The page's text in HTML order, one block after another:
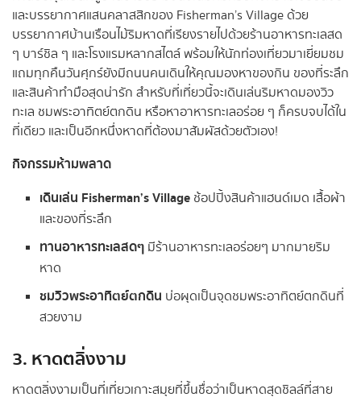
และบรรยากาศแสนคลาสสิกของ Fisherman’s Village ด้วย
บรรยากาศบ้านเรือนไม้ริมหาดที่เรียงรายไปด้วยร้านอาหารทะเลสด
ๆ บาร์ชิล ๆ และโรงแรมหลากสไตล์ พร้อมให้นักท่องเที่ยวมาเยี่ยมชม
แถมทุกคืนวันศุกร์ยังมีถนนคนเดินให้คุณมองหาของกิน ของที่ระลึก
และสินค้าทำมือสุดน่ารัก สำหรับที่เที่ยวนี้จะเดินเล่นริมหาดมองวิว
ทะเล ชมพระอาทิตย์ตกดิน หรือหาอาหารทะเลอร่อย ๆ ก็ครบจบได้ใน
ที่เดียว และเป็นอีกหนึ่งหาดที่ต้องมาสัมผัสด้วยตัวเอง!
กิจกรรมห้ามพลาด
เดินเล่น Fisherman’s Village ช้อปปิ้งสินค้าแฮนด์เมด เสื้อผ้า
และของที่ระลึก
ทานอาหารทะเลสดๆ มีร้านอาหารทะเลอร่อยๆ มากมายริม
หาด
ชมวิวพระอาทิตย์ตกดิน บ่อผุดเป็นจุดชมพระอาทิตย์ตกดินที่
สวยงาม
3. หาดตลิ่งงาม
หาดตลิ่งงามเป็นที่เที่ยวเกาะสมุยที่ขึ้นชื่อว่าเป็นหาดสุดชิลล์ที่สาย